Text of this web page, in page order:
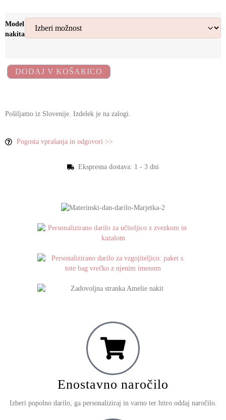
Model
nakita
DODAJ V KOŠARICO
Pošiljamo iz Slovenije. Izdelek je na zalogi.
Pogosta vprašanja in odgovori >>
Ekspresna dostava: 1 - 3 dni
Enostavno naročilo
Izberi popolno darilo, ga personaliziraj in varno ter hitro oddaj naročilo.